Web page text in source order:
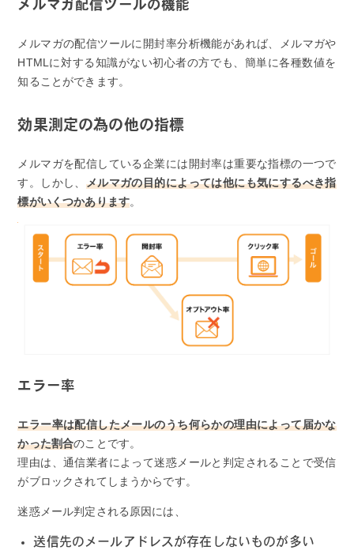
メルマガ配信ツールの機能
メルマガの配信ツールに開封率分析機能があれば、メルマガや
HTMLに対する知識がない初心者の方でも、簡単に各種数値を
知ることができます。
効果測定の為の他の指標
メルマガを配信している企業には開封率は重要な指標の一つで
す。しかし、 メルマガの目的によっては他にも気にするべき指
標がいくつかあります。
エラー率
エラー率は配信したメールのうち何らかの理由によって届かな
かった割合のことです。
理由は、通信業者によって迷惑メールと判定されることで受信
がブロックされてしまうからです。
迷惑メール判定される原因には、
送信先のメールアドレスが存在しないものが多い